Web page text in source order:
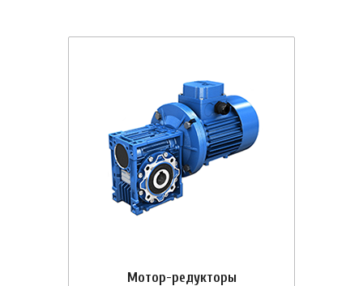
Мотор-редукторы